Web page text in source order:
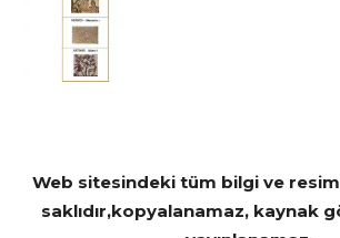
Web sitesindeki tüm bilgi ve
saklıdır,kopyalanamaz, kaynak